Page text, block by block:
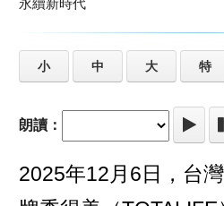
永續新時代
小 中 大 特
朗讀：
2025年12月6日，台